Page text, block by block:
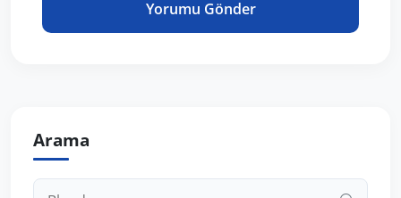
Yorumu Gönder
Arama